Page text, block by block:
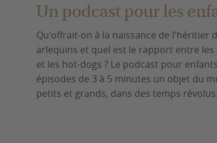
Un podcast pour les
Qu'offrait-on à la naissance de l'héritier
arlequins et quel est le rapport entre
et les hot-dogs ? Le podcast pour
épisodes de 3 à 5 minutes un objet du
petits et grands, dans des temps révolus.